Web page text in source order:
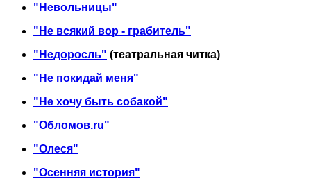
"Невольницы"
"Не всякий вор - грабитель"
"Недоросль" (театральная читка)
"Не покидай меня"
"Не хочу быть собакой"
"Обломов.ru"
"Олеся"
"Осенняя история"